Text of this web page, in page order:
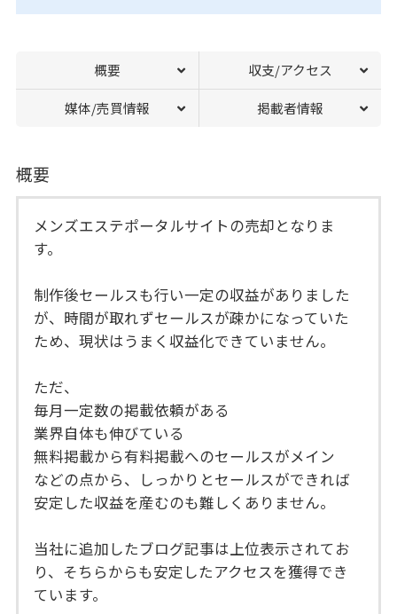
概要 収支/アクセス
媒体/売買情報 掲載者情報
概要
メンズエステポータルサイトの売却となりま
す。
制作後セールスも行い一定の収益がありました
が、時間が取れずセールスが疎かになっていた
ため、現状はうまく収益化できていません。
ただ、
毎月一定数の掲載依頼がある
業界自体も伸びている
無料掲載から有料掲載へのセールスがメイン
などの点から、しっかりとセールスができれば
安定した収益を産むのも難しくありません。
当社に追加したブログ記事は上位表示されてお
り、そちらからも安定したアクセスを獲得でき
ています。